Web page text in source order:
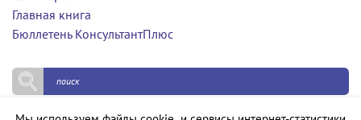
Главная книга
Бюллетень КонсультантПлюс